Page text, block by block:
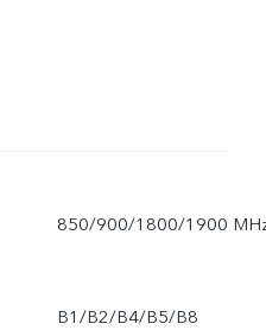
850/900/1800/1900
B1/B2/B4/B5/B8